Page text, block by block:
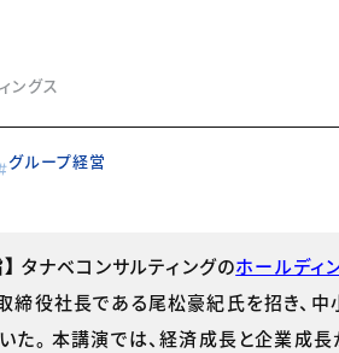
ングス
グループ経営
タナベコンサルティングのホールディ
締役社長である尾松豪紀氏を招き、
た。 本講演では、経済成長と企業成